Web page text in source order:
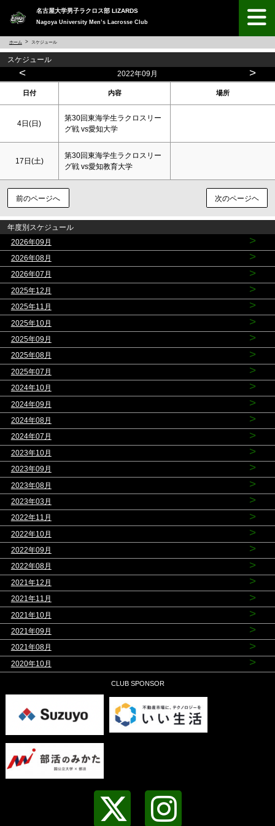
名古屋大学男子ラクロス部 LIZARDS
Nagoya University Men’s Lacrosse Club
ホーム スケジュール
スケジュール
< 2022年09月 >
日付 内容 場所
4日(日)
第30回東海学生ラクロスリー
グ戦 vs愛知大学
17日(土)
第30回東海学生ラクロスリー
グ戦 vs愛知教育大学
前のページへ 次のページヘ
年度別スケジュール
2026年09月
>
2026年08月 >
2026年07月 >
2025年12月 >
2025年11月 >
2025年10月 >
2025年09月 >
2025年08月 >
2025年07月 >
2024年10月 >
2024年09月 >
2024年08月 >
2024年07月 >
2023年10月 >
2023年09月 >
2023年08月 >
2023年03月 >
2022年11月 >
2022年10月 >
2022年09月 >
2022年08月 >
2021年12月 >
2021年11月 >
2021年10月 >
2021年09月 >
2021年08月 >
2020年10月 >
CLUB SPONSOR